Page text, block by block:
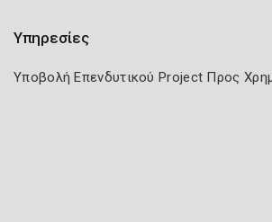
Υπηρεσίες
Υποβολή Επενδυτικού Project Προς